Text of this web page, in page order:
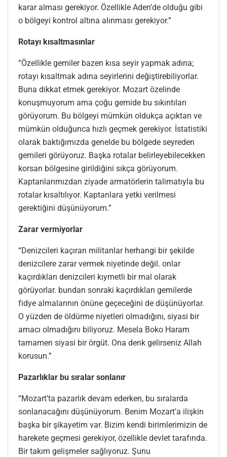
karar alması gerekiyor. Özellikle Aden’de olduğu gibi
o bölgeyi kontrol altına alınması gerekiyor.”
Rotayı kısaltmasınlar
“Özellikle gemiler bazen kısa seyir yapmak adına;
rotayı kısaltmak adına seyirlerini değiştirebiliyorlar.
Buna dikkat etmek gerekiyor. Mozart özelinde
konuşmuyorum ama çoğu gemide bu sıkıntıları
görüyorum. Bu bölgeyi mümkün oldukça açıktan ve
mümkün olduğunca hızlı geçmek gerekiyor. İstatistiki
olarak baktığımızda genelde bu bölgede seyreden
gemileri görüyoruz. Başka rotalar belirleyebilecekken
korsan bölgesine girildiğini sıkça görüyorum.
Kaptanlarımızdan ziyade armatörlerin talimatıyla bu
rotalar kısaltılıyor. Kaptanlara yetki verilmesi
gerektiğini düşünüyorum.”
Zarar vermiyorlar
“Denizcileri kaçıran militanlar herhangi bir şekilde
denizcilere zarar vermek niyetinde değil. onlar
kaçırdıkları denizcileri kıymetli bir mal olarak
görüyorlar. bundan sonraki kaçırdıkları gemilerde
fidye almalarının önüne geçeceğini de düşünüyorlar.
O yüzden de öldürme niyetleri olmadığını, siyasi bir
amacı olmadığını biliyoruz. Mesela Boko Haram
tamamen siyasi bir örgüt. Ona denk gelirseniz Allah
korusun.”
Pazarlıklar bu sıralar sonlanır
“Mozart’ta pazarlık devam ederken, bu sıralarda
sonlanacağını düşünüyorum. Benim Mozart’a ilişkin
başka bir şikayetim var. Bizim kendi birimlerimizin de
harekete geçmesi gerekiyor, özellikle devlet tarafında.
Bir takım gelişmeler sağlıyoruz. Şunu